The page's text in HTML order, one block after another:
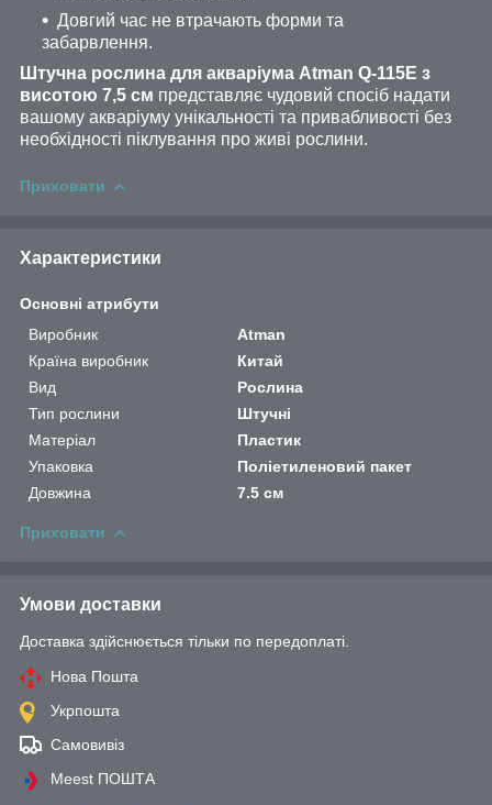
Довгий час не втрачають форми та
забарвлення.
Штучна рослина для акваріума Atman Q-115E з
висотою 7,5 см представляє чудовий спосіб надати
вашому акваріуму унікальності та привабливості без
необхідності піклування про живі рослини.
Приховати
Характеристики
Основні атрибути
Виробник
Atman
Країна виробник
Китай
Вид
Рослина
Тип рослини
Штучні
Матеріал
Пластик
Упаковка
Поліетиленовий пакет
Довжина
7.5 см
Приховати
Умови доставки
Доставка здійснюється тільки по передоплаті.
Нова Пошта
Укрпошта
Самовивіз
Meest ПОШТА